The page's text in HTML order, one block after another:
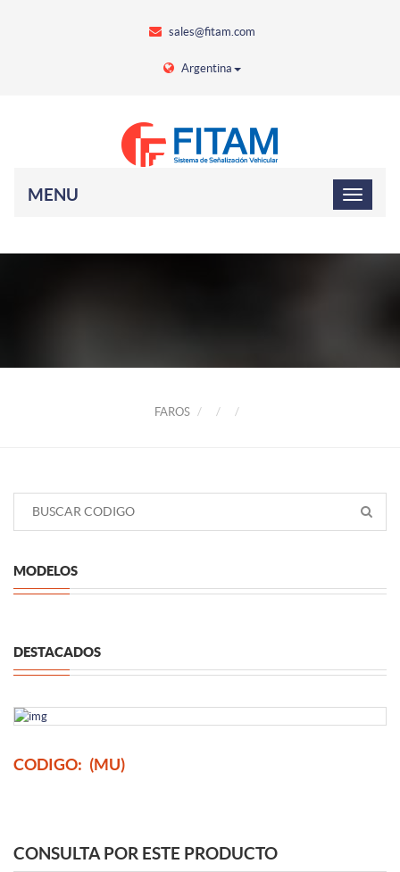
sales@fitam.com
Argentina
MENU
FAROS
MODELOS
DESTACADOS
CODIGO: (MU)
CONSULTA POR ESTE PRODUCTO